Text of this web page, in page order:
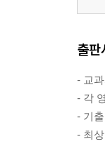
9) 서
출판
- 교
- 각
- 기
- 최